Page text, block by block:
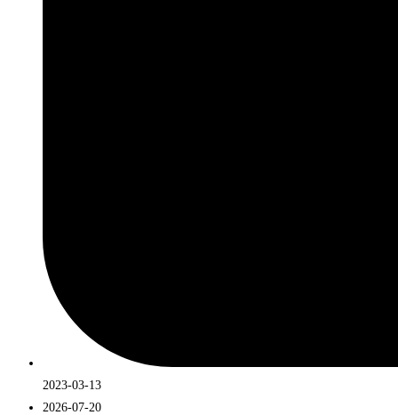
2023-03-13
2026-07-20